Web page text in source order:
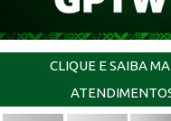
CLIQUE E SAIBA